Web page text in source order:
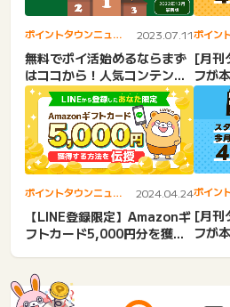
ポイントタウンニュー
2023.07.11
無料でポイ活始めるならまず
はココから！人気コンテンツ
3選
ポイン
[月刊
フが
スス
ポイントタウンニュー
2024.04.24
【LINE登録限定】Amazonギ
フトカード5,000円分を獲得
ポイン
[月刊
フが